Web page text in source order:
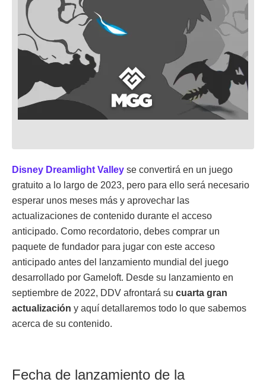
Disney Dreamlight Valley se convertirá en un juego
gratuito a lo largo de 2023, pero para ello será necesario
esperar unos meses más y aprovechar las
actualizaciones de contenido durante el acceso
anticipado. Como recordatorio, debes comprar un
paquete de fundador para jugar con este acceso
anticipado antes del lanzamiento mundial del juego
desarrollado por Gameloft. Desde su lanzamiento en
septiembre de 2022, DDV afrontará su cuarta gran
actualización y aquí detallaremos todo lo que sabemos
acerca de su contenido.
Fecha de lanzamiento de la